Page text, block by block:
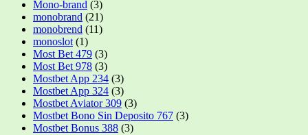
Mono-brand (3)
monobrand (21)
monobrend (11)
monoslot (1)
Most Bet 479 (3)
Most Bet 978 (3)
Mostbet App 234 (3)
Mostbet App 324 (3)
Mostbet Aviator 309 (3)
Mostbet Bono Sin Deposito 767 (3)
Mostbet Bonus 388 (3)